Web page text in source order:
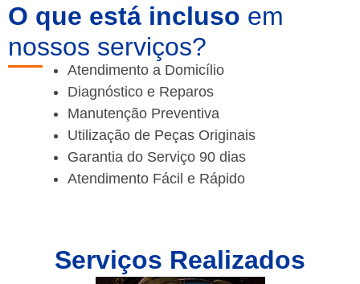
O que está incluso em
nossos serviços?
Atendimento a Domicílio
Diagnóstico e Reparos
Manutenção Preventiva
Utilização de Peças Originais
Garantia do Serviço 90 dias
Atendimento Fácil e Rápido
Serviços Realizados